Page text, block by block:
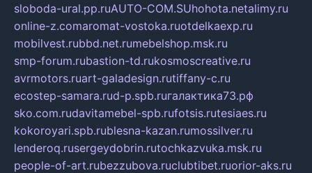
sloboda-ural.pp.ruAUTO-COM.SUhohota.netalimy.ru
online-z.comaromat-vostoka.ruotdelkaexp.ru
mobilvest.rubbd.net.rumebelshop.msk.ru
smp-forum.rubastion-td.rukosmoscreative.ru
avrmotors.ruart-galadesign.rutiffany-c.ru
ecostep-samara.rud-p.spb.ruгалактика73.рф
sko.com.rudavitamebel-spb.rufotsis.rutesiaes.ru
kokoroyari.spb.rublesna-kazan.rumossilver.ru
lenderoq.rusergeydobrin.rutochkazvuka.msk.ru
people-of-art.rubezzubova.ruclubtibet.ruorior-aks.ru